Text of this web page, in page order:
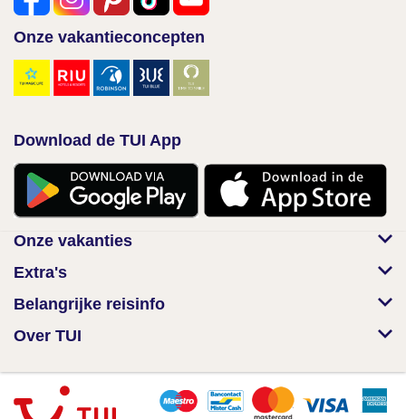
Onze vakantieconcepten
Download de TUI App
Onze vakanties
Extra's
Belangrijke reisinfo
Over TUI